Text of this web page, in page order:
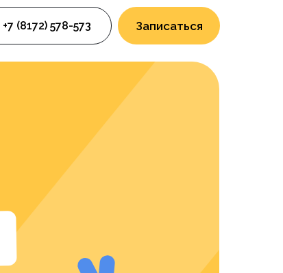
+7 (8172) 578-573 Записаться